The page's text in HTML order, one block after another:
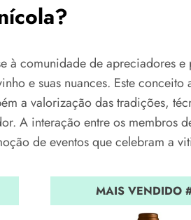
à comunidade de apreciadores
e suas nuances. Este
a valorização das tradições,
A interação entre os membros
de eventos que celebram a
MAIS VENDIDO